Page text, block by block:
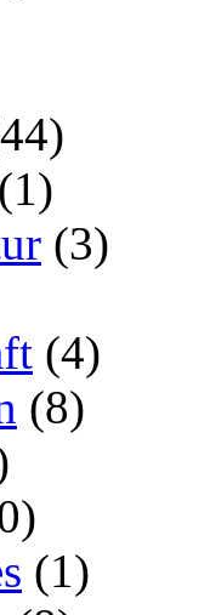
(1)
(3)
(4)
(8)
(1)